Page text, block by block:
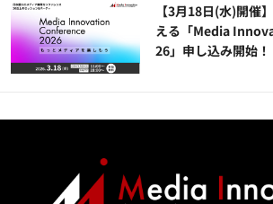
【3月18日(水)開催
える「Media
26」申し込み開始！